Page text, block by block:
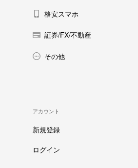
格安スマホ
証券/FX/不動産
その他
アカウント
新規登録
ログイン